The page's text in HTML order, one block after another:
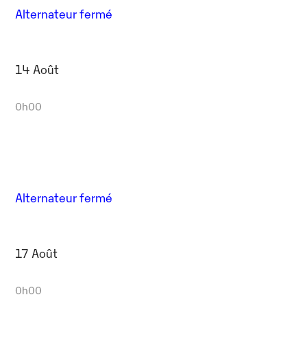
Alternateur fermé
14 Août
0h00
Alternateur fermé
17 Août
0h00